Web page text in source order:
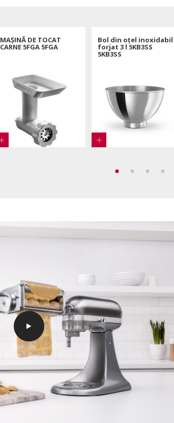
MAȘINĂ DE TOCAT
CARNE 5FGA 5FGA
Bol din oțel inoxidabil
forjat 3 l 5KB3SS
5KB3SS